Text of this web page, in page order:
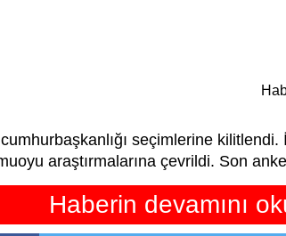
seçimlerine
araştırmalarına çevrildi. Son
Haberin devamını